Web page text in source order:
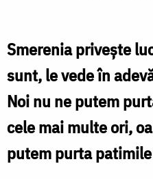
din
iluzia
că-
i
Smerenia privește
sunt, le vede în
Noi nu ne putem
cele mai multe ori,
putem purta